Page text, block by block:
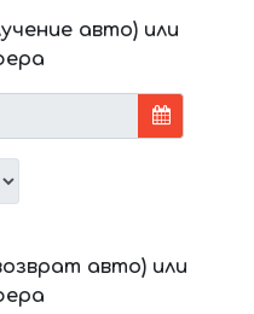
авто) или
авто) или